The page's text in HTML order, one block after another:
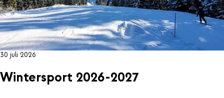
30 juli 2026
Wintersport 2026-2027